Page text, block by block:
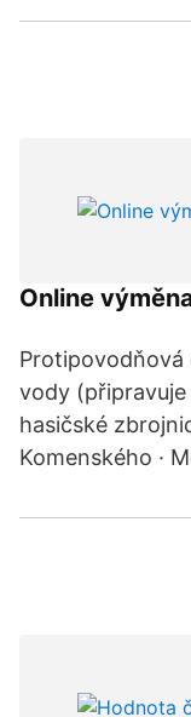
Online
vody (připravuje
hasičské
Komenského ·